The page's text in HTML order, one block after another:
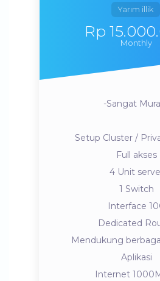
Yarım illik
Rp
Monthly
-Sangat
Setup Cluster /
Full akses
4 Unit
1 Switch
Interface
Dedicated
Mendukung
Aplikasi
Internet